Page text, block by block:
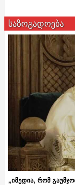
საზოგადოება
„იმედია, რომ